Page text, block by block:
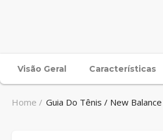
Visão Geral Características
Home / Guia Do Tênis / New Balance